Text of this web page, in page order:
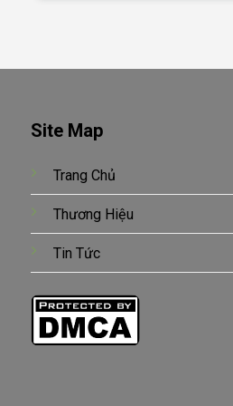
Site Map
Trang Chủ
Thương Hiệu
Tin Tức